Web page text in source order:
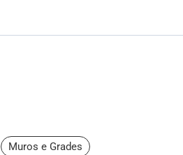
Muros e Grades